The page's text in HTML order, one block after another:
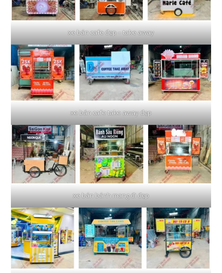
xe bán cafe đẹp – take away
xe bán cafe take away đẹp
xe bán bánh mang đi đẹp